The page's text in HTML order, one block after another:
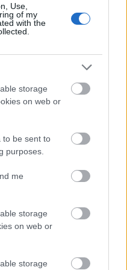
Use,
of my
with the
storage
on web or
to be sent to
purposes.
me
storage
on web or
storage